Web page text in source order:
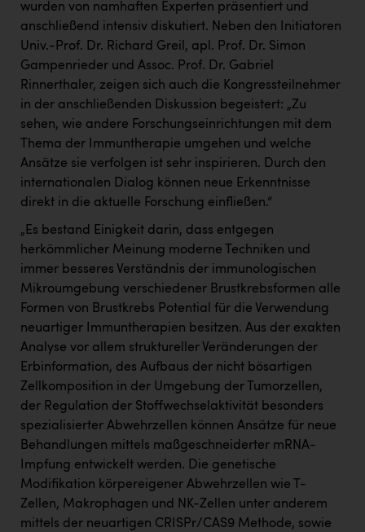
Vier Diamanten
Vorlagenportal
Wir besiegen Krebs
ZGONC
ZULuft - Zukunft Luft Austria
z.l.ö.
Österreichisches Hebammengremium
Wirtschaftskammer OÖ Energiehandel
Dopgas
kunden basics
kontakt
wurden von namhaften Experten präsentiert und
anschließend intensiv diskutiert. Neben den Initiatoren
Univ.-Prof. Dr. Richard Greil, apl. Prof. Dr. Simon
Gampenrieder und Assoc. Prof. Dr. Gabriel
Rinnerthaler, zeigen sich auch die Kongressteilnehmer
in der anschließenden Diskussion begeistert: „Zu
sehen, wie andere Forschungseinrichtungen mit dem
Thema der Immuntherapie umgehen und welche
Ansätze sie verfolgen ist sehr inspirieren. Durch den
internationalen Dialog können neue Erkenntnisse
direkt in die aktuelle Forschung einfließen.“
„Es bestand Einigkeit darin, dass entgegen
herkömmlicher Meinung moderne Techniken und
immer besseres Verständnis der immunologischen
Mikroumgebung verschiedener Brustkrebsformen alle
Formen von Brustkrebs Potential für die Verwendung
neuartiger Immuntherapien besitzen. Aus der exakten
Analyse vor allem struktureller Veränderungen der
Erbinformation, des Aufbaus der nicht bösartigen
Zellkomposition in der Umgebung der Tumorzellen,
der Regulation der Stoffwechselaktivität besonders
spezialisierter Abwehrzellen können Ansätze für neue
Behandlungen mittels maßgeschneiderter mRNA-
Impfung entwickelt werden. Die genetische
Modifikation körpereigener Abwehrzellen wie T-
Zellen, Makrophagen und NK-Zellen unter anderem
mittels der neuartigen CRISPr/CAS9 Methode, sowie